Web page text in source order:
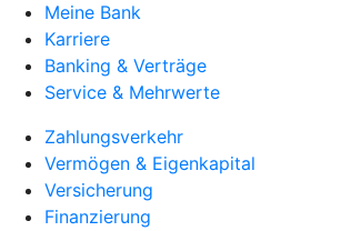
Meine Bank
Karriere
Banking & Verträge
Service & Mehrwerte
Zahlungsverkehr
Vermögen & Eigenkapital
Versicherung
Finanzierung